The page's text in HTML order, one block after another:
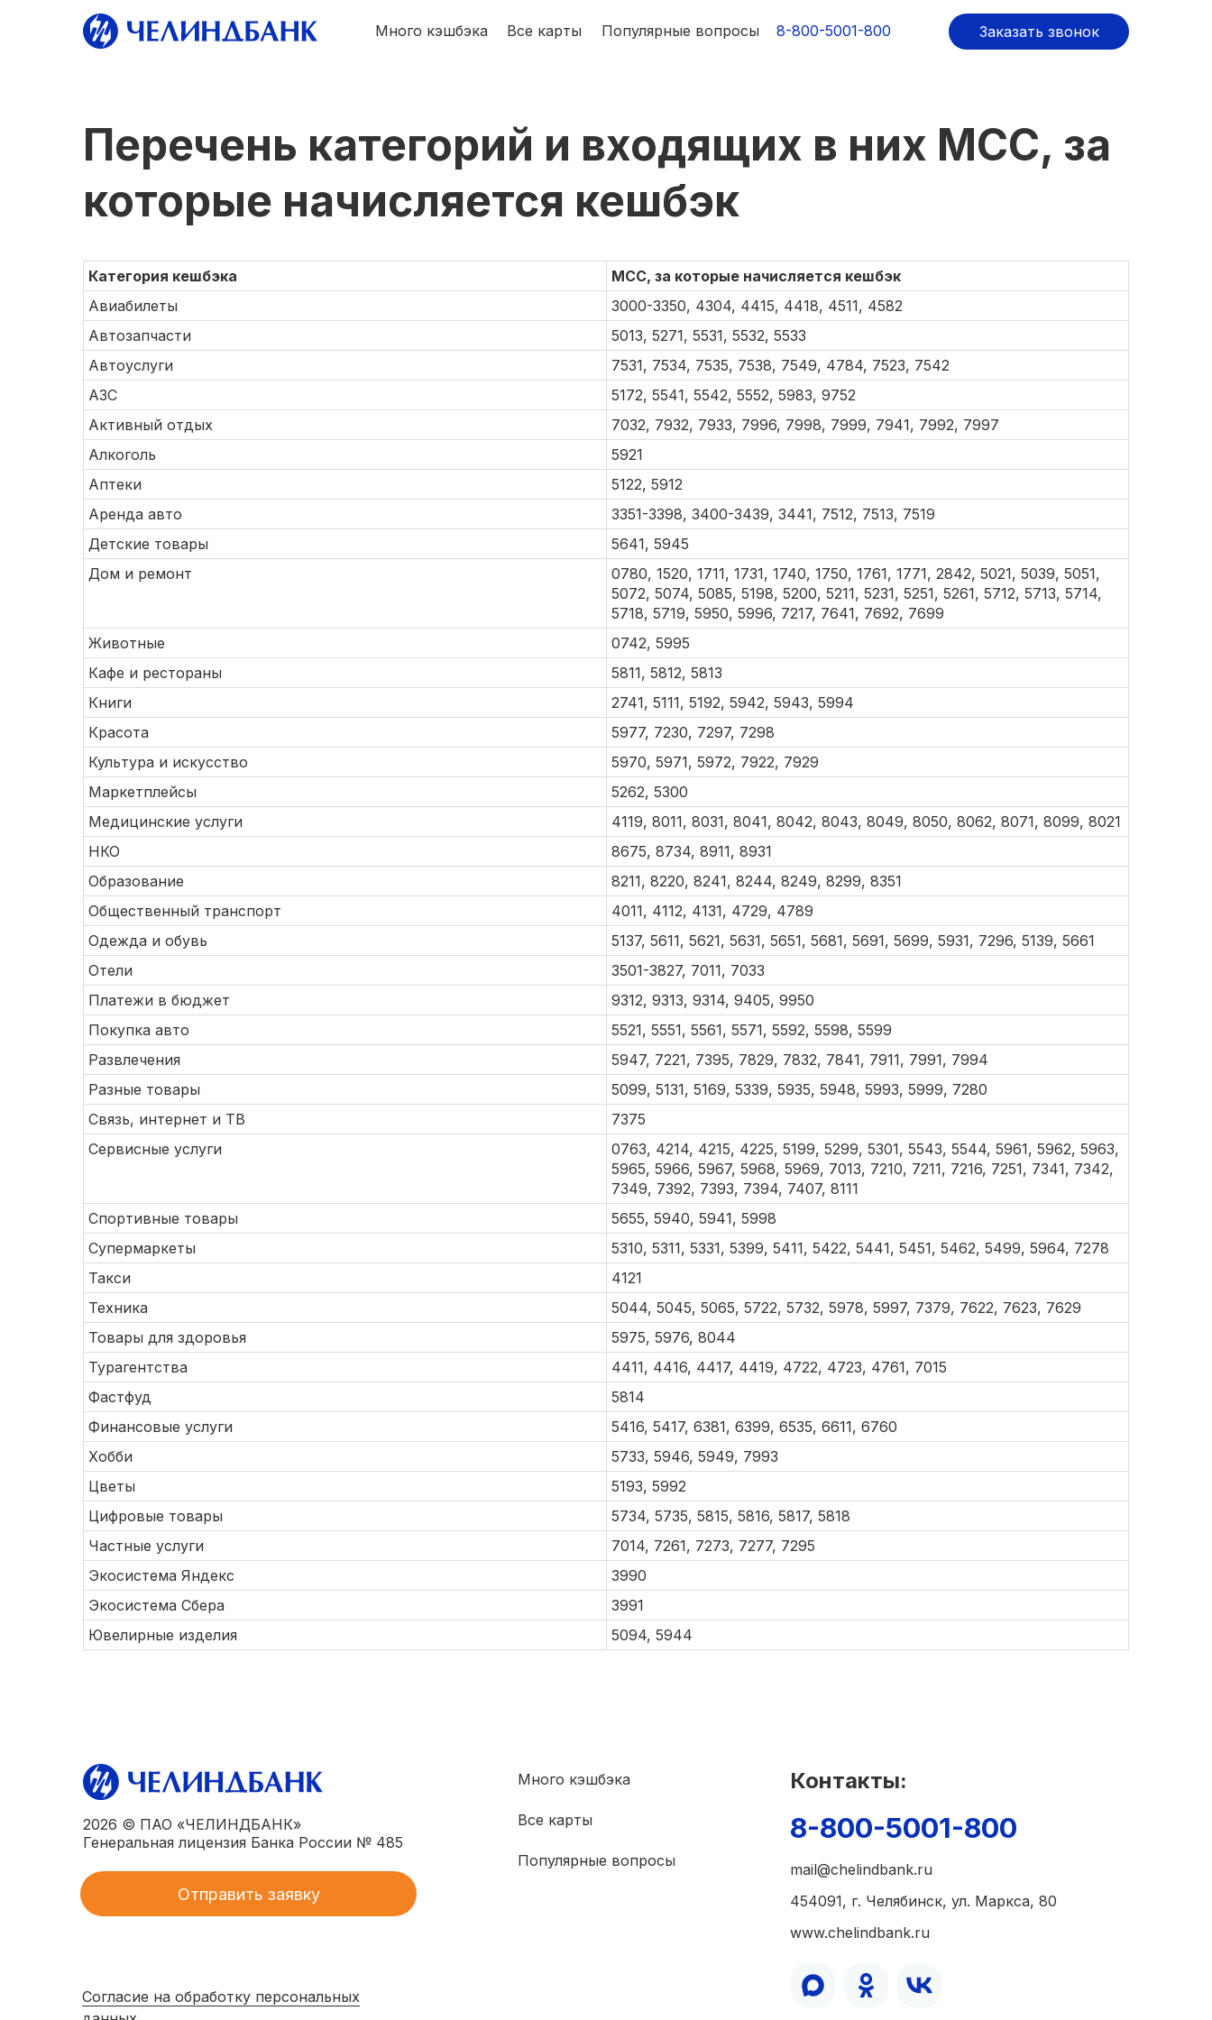
Много
кэшбэка
Заказать звонок
Все карты
Много кэшбэка Все карты Популярные вопросы 8-800-5001-800
Популярные вопросы
Перечень категорий и входящих в них MCC, за
которые начисляется кешбэк
Категория кешбэка
MCC, за которые начисляется кешбэк
Авиабилеты
3000-3350, 4304, 4415, 4418, 4511, 4582
Автозапчасти
5013, 5271, 5531, 5532, 5533
Автоуслуги
7531, 7534, 7535, 7538, 7549, 4784, 7523, 7542
АЗС
5172, 5541, 5542, 5552, 5983, 9752
Активный отдых
7032, 7932, 7933, 7996, 7998, 7999, 7941, 7992, 7997
Алкоголь
5921
Аптеки
5122, 5912
Аренда авто
3351-3398, 3400-3439, 3441, 7512, 7513, 7519
Детские товары
5641, 5945
Дом и ремонт
0780, 1520, 1711, 1731, 1740, 1750, 1761, 1771, 2842, 5021, 5039, 5051,
5072, 5074, 5085, 5198, 5200, 5211, 5231, 5251, 5261, 5712, 5713, 5714,
5718, 5719, 5950, 5996, 7217, 7641, 7692, 7699
Животные
0742, 5995
Кафе и рестораны
5811, 5812, 5813
Книги
2741, 5111, 5192, 5942, 5943, 5994
Красота
5977, 7230, 7297, 7298
Культура и искусство
5970, 5971, 5972, 7922, 7929
Маркетплейсы
5262, 5300
Медицинские услуги
4119, 8011, 8031, 8041, 8042, 8043, 8049, 8050, 8062, 8071, 8099, 8021
НКО
8675, 8734, 8911, 8931
Образование
8211, 8220, 8241, 8244, 8249, 8299, 8351
Общественный транспорт
4011, 4112, 4131, 4729, 4789
Одежда и обувь
5137, 5611, 5621, 5631, 5651, 5681, 5691, 5699, 5931, 7296, 5139, 5661
Отели
3501-3827, 7011, 7033
Платежи в бюджет
9312, 9313, 9314, 9405, 9950
Покупка авто
5521, 5551, 5561, 5571, 5592, 5598, 5599
Развлечения
5947, 7221, 7395, 7829, 7832, 7841, 7911, 7991, 7994
Разные товары
5099, 5131, 5169, 5339, 5935, 5948, 5993, 5999, 7280
Связь, интернет и ТВ
7375
Сервисные услуги
0763, 4214, 4215, 4225, 5199, 5299, 5301, 5543, 5544, 5961, 5962, 5963,
5965, 5966, 5967, 5968, 5969, 7013, 7210, 7211, 7216, 7251, 7341, 7342,
7349, 7392, 7393, 7394, 7407, 8111
Спортивные товары
5655, 5940, 5941, 5998
Супермаркеты
5310, 5311, 5331, 5399, 5411, 5422, 5441, 5451, 5462, 5499, 5964, 7278
Такси
4121
Техника
5044, 5045, 5065, 5722, 5732, 5978, 5997, 7379, 7622, 7623, 7629
Товары для здоровья
5975, 5976, 8044
Турагентства
4411, 4416, 4417, 4419, 4722, 4723, 4761, 7015
Фастфуд
5814
Финансовые услуги
5416, 5417, 6381, 6399, 6535, 6611, 6760
Хобби
5733, 5946, 5949, 7993
Цветы
5193, 5992
Цифровые товары
5734, 5735, 5815, 5816, 5817, 5818
Частные услуги
7014, 7261, 7273, 7277, 7295
Экосистема Яндекс
3990
Экосистема Сбера
3991
Ювелирные изделия
5094, 5944
Все карты
Много кэшбэка
Популярные вопросы
8-800-5001-800
www.chelindbank.ru
454091, г. Челябинск, ул. Маркса, 80
mail@chelindbank.ru
Согласие на обработку персональных
2026 © ПАО «ЧЕЛИНДБАНК»
Генеральная лицензия Банка России № 485
Отправить заявку
Контакты: